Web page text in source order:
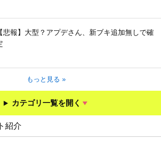
【悲報】大型？アプデさん、新ブキ追加無しで確
もっと見る »
カテゴリ一覧を開く
紹介